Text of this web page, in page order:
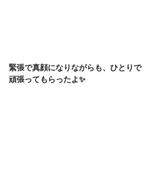
緊張で真顔になりながらも、ひとりで
頑張ってもらったよ✨